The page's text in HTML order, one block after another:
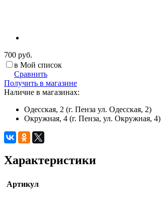
700 руб.
в Мой список
Сравнить
Получить в магазине
Наличие в магазинах:
Одесская, 2 (г. Пенза ул. Одесская, 2)
Окружная, 4 (г. Пенза, ул. Окружная, 4)
Характеристики
Артикул